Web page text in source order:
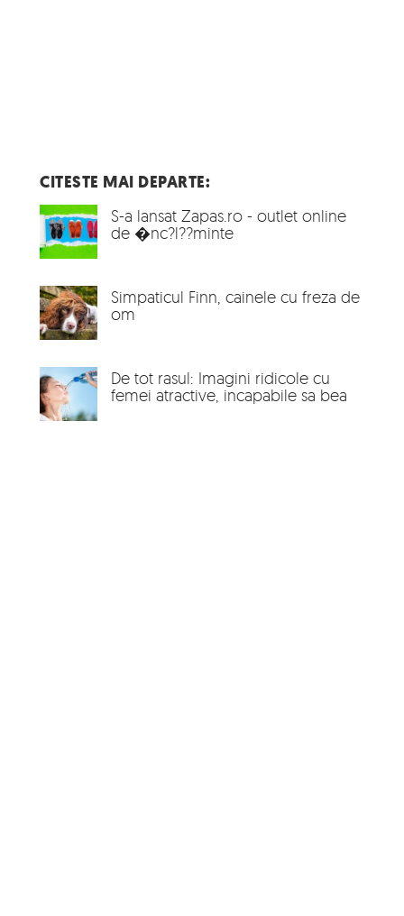
CITESTE MAI DEPARTE:
S-a lansat Zapas.ro - outlet online
de �nc?l??minte
Simpaticul Finn, cainele cu freza de
om
De tot rasul: Imagini ridicole cu
femei atractive, incapabile sa bea